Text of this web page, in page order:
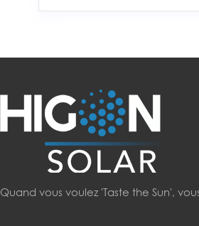
Quand vous voulez 'Taste the Sun',